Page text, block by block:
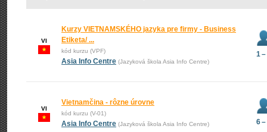
VI
Kurzy VIETNAMSKÉHO jazyka pre firmy - Business
Etiketa/ ...
kód kurzu (VPF)
Asia Info Centre (Jazyková škola Asia Info Centre)
1 –
VI
Vietnamčina - rôzne úrovne
kód kurzu (V-01)
Asia Info Centre (Jazyková škola Asia Info Centre) 6 –